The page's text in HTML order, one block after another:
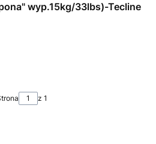
wyp.15kg/33lbs)-Tecline
z 1